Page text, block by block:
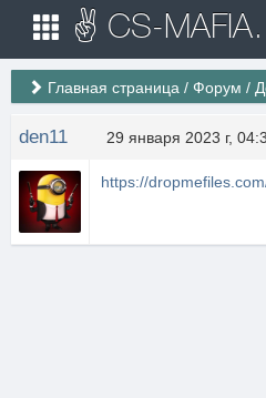
✌ CS-
Главная страница / Форум /
den11 29 января 2023 г,
https://